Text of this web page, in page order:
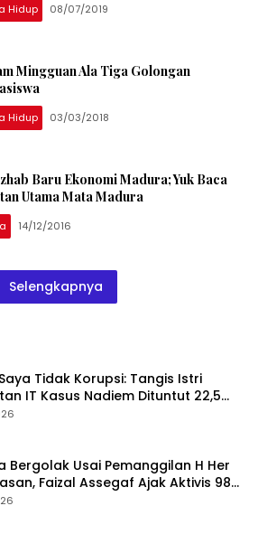
Hidup 08/07/2019
Mingguan Ala Tiga Golongan
Hidup 03/03/2018
Baru Ekonomi Madura; Yuk Baca
Utama Mata Madura
14/12/2016
Selengkapnya
Tidak Korupsi: Tangis Istri
IT Kasus Nadiem Dituntut 22,5
Bergolak Usai Pemanggilan H Her
Faizal Assegaf Ajak Aktivis 98
Permainan KPK